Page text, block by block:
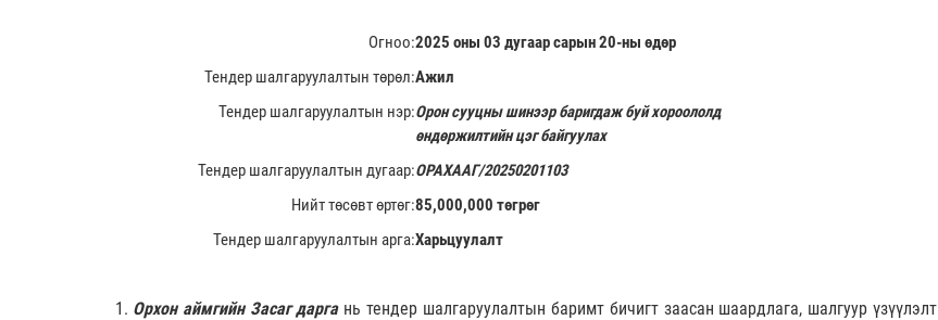
Огноо:2025 оны 03 дугаар сарын 20-ны өдөр
Тендер шалгаруулалтын төрөл:Ажил
Тендер шалгаруулалтын нэр:Орон сууцны шинээр баригдаж буй хороололд
өндөржилтийн цэг байгуулах
Тендер шалгаруулалтын дугаар:ОРАХААГ/20250201103
Нийт төсөвт өртөг:85,000,000 төгрөг
Тендер шалгаруулалтын арга:Харьцуулалт
Орхон аймгийн Засаг даргань тендер шалгаруулалтын баримт бичигт заасан шаардлага, шалгуур үзүүлэлт